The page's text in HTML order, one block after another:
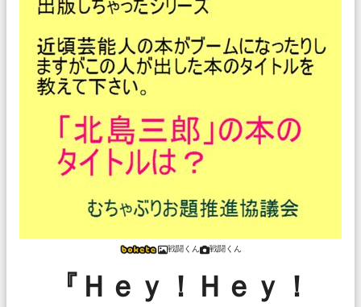
戦闘くん 戦闘くん
『Ｈｅｙ！Ｈｅｙ！